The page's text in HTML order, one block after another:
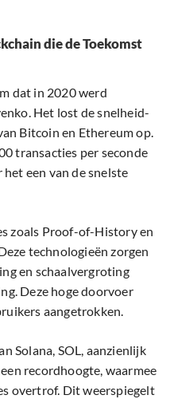
die de Toekomst
dat in 2020 werd
Het lost de snelheid-
Bitcoin en Ethereum op.
transacties per seconde
een van de snelste
zoals Proof-of-History en
technologieën zorgen
en schaalvergroting
Deze hoge doorvoer
aangetrokken.
Solana, SOL, aanzienlijk
recordhoogte, waarmee
overtrof. Dit weerspiegelt